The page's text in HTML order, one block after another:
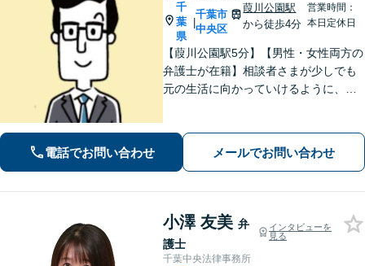
千
葉
県
|
千葉市
中央区
葭川公園駅
から徒歩4分
営業時間：
本日定休日
【葭川公園駅5分】【男性・女性両方の
弁護士が在籍】相談者さまが少しでも
元の生活に向かっていけるように、最
で休日・夜間面談可】【完全個室】
電話でお問い合わせ メールでお問い合わせ
小澤 友美 弁
護士
インタビューを
見る
千葉中央法律事務所